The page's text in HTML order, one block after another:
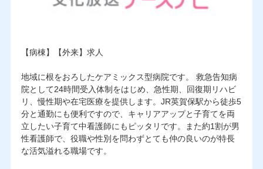
【病棟】【外来】求人
地域に根をおろしたケアミックス型病院です。 救急告知病
院として24時間受入体制をはじめ、急性期、回復期リハビ
リ、慢性期や在宅医療を提供します。JR英賀保駅から徒歩5
分と通勤にも便利ですので、キャリアアップと子育てを両
立したい子育て中看護師にもピッタリです。また約1割が男
性看護師で、役職や性別を問わずとても仲の良いのが特長
な活気溢れる職場です。